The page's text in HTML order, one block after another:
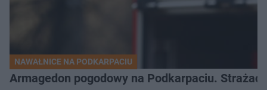
NAWAŁNICE NA PODKARPACIU
Armagedon pogodowy na Podkarpaciu.